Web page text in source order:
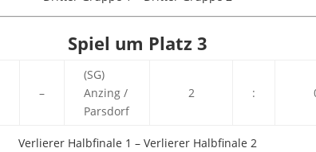
Spiel um Platz 3
–
(SG)
Anzing /
Parsdorf
2 :
Verlierer Halbfinale 1 – Verlierer Halbfinale 2